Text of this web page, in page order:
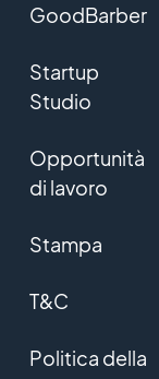
GoodBarber
Startup
Studio
Opportunità
di lavoro
Stampa
T&C
Politica della